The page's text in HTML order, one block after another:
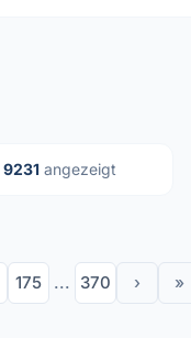
9231 angezeigt
175 ... 370 › »